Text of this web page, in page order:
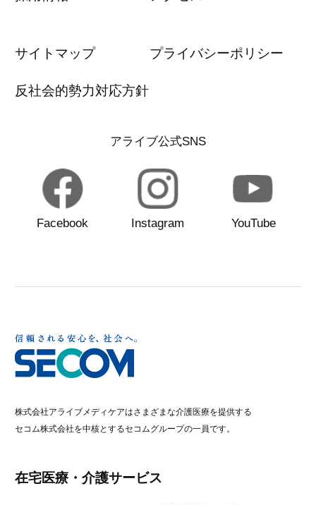
サイトマップ プライバシーポリシー
反社会的勢力対応方針
アライブ公式SNS
Facebook Instagram YouTube
株式会社アライブメディケアはさまざまな介護医療を提供する
セコム株式会社を中核とするセコムグループの一員です。
在宅医療・介護サービス